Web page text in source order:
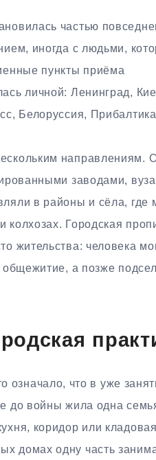
частью
иногда с людьми,
пункты приёма
личной: Ленинград,
Белоруссия,
направлениям.
заводами,
в районы и сёла, где
Городская
жительства: человека
а позже
означало, что в уже
до войны жила одна
коридор или кладовая
домах одну часть